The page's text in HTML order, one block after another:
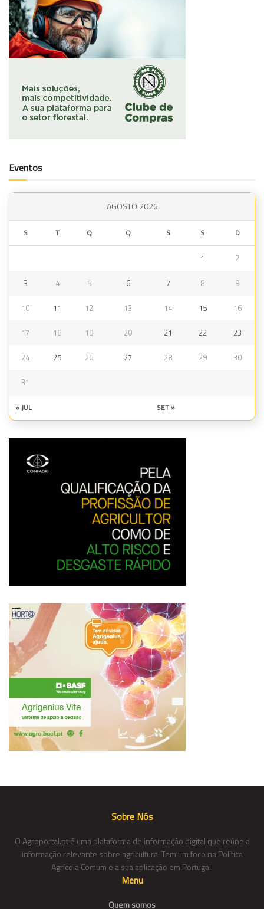
Eventos
AGOSTO 2026
S T Q Q S S D
1 2
3 4 5 6 7 8 9
10 11 12 13 14 15 16
17 18 19 20 21 22 23
24 25 26 27 28 29 30
31
« JUL SET »
Sobre Nós
O Agroportal.pt é uma plataforma de informação digital que reúne a
informação relevante sobre agricultura. Tem um foco na Política
Agrícola Comum e a sua aplicação em Portugal.
Menu
Quem somos